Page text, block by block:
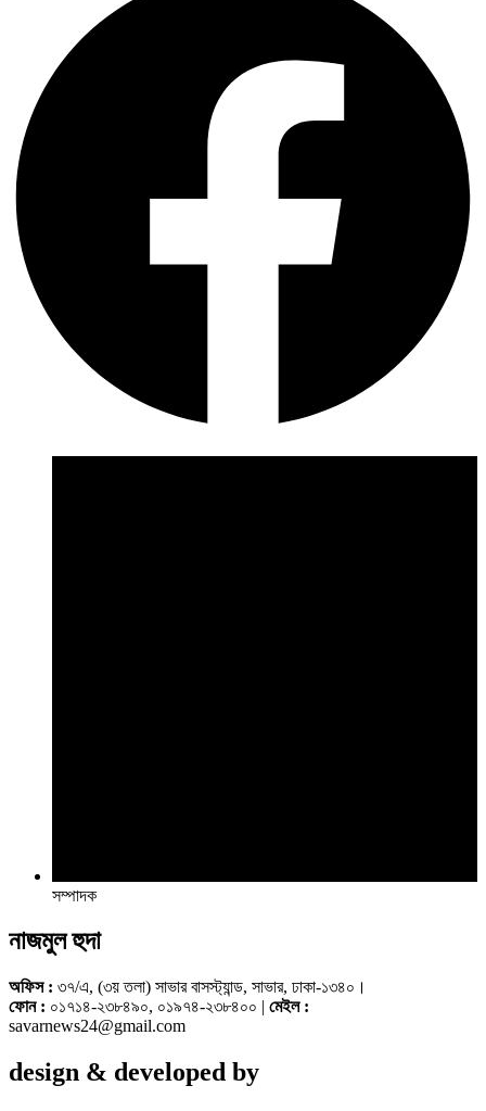
সম্পাদক
নাজমুল হুদা
অফিস : ৩৭/এ, (৩য় তলা) সাভার বাসস্ট্যান্ড, সাভার, ঢাকা-১৩৪০।
ফোন : ০১৭১৪-২৩৮৪৯০, ০১৯৭৪-২৩৮৪০০ | মেইল :
savarnews24@gmail.com
design & developed by